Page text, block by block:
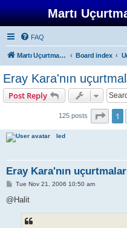
Martı
FAQ
Martı Uçurtma Kulübü Board index
Eray Kara'nın
Post Reply
125 posts Page
1
led
Eray Kara'nın
P
s
Tue Nov 21, 2006 10:50 am
@Halit